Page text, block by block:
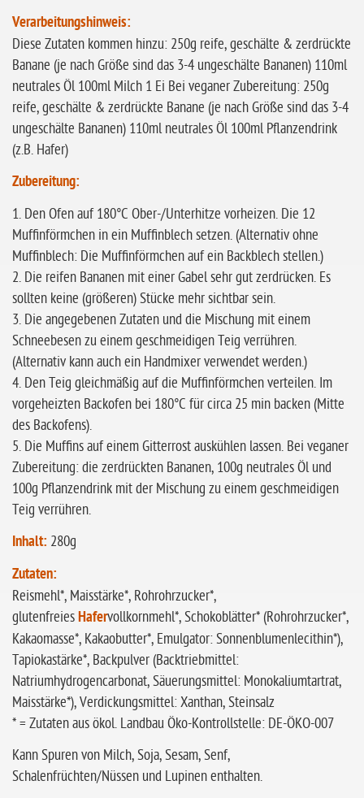
Verarbeitungshinweis:
Diese Zutaten kommen hinzu: 250g reife, geschälte & zerdrückte
Banane (je nach Größe sind das 3-4 ungeschälte Bananen) 110ml
neutrales Öl 100ml Milch 1 Ei Bei veganer Zubereitung: 250g
reife, geschälte & zerdrückte Banane (je nach Größe sind das 3-4
ungeschälte Bananen) 110ml neutrales Öl 100ml Pflanzendrink
(z.B. Hafer)
Zubereitung:
1. Den Ofen auf 180°C Ober-/Unterhitze vorheizen. Die 12
Muffinförmchen in ein Muffinblech setzen. (Alternativ ohne
Muffinblech: Die Muffinförmchen auf ein Backblech stellen.)
2. Die reifen Bananen mit einer Gabel sehr gut zerdrücken. Es
sollten keine (größeren) Stücke mehr sichtbar sein.
3. Die angegebenen Zutaten und die Mischung mit einem
Schneebesen zu einem geschmeidigen Teig verrühren.
(Alternativ kann auch ein Handmixer verwendet werden.)
4. Den Teig gleichmäßig auf die Muffinförmchen verteilen. Im
vorgeheizten Backofen bei 180°C für circa 25 min backen (Mitte
des Backofens).
5. Die Muffins auf einem Gitterrost auskühlen lassen. Bei veganer
Zubereitung: die zerdrückten Bananen, 100g neutrales Öl und
100g Pflanzendrink mit der Mischung zu einem geschmeidigen
Teig verrühren.
Inhalt: 280g
Zutaten:
Reismehl*, Maisstärke*, Rohrohrzucker*,
glutenfreiesHafervollkornmehl*, Schokoblätter* (Rohrohrzucker*,
Kakaomasse*, Kakaobutter*, Emulgator: Sonnenblumenlecithin*),
Tapiokastärke*, Backpulver (Backtriebmittel:
Natriumhydrogencarbonat, Säuerungsmittel: Monokaliumtartrat,
Maisstärke*), Verdickungsmittel: Xanthan, Steinsalz
* = Zutaten aus ökol. Landbau Öko-Kontrollstelle: DE-ÖKO-007
Kann Spuren von Milch, Soja, Sesam, Senf,
Schalenfrüchten/Nüssen und Lupinen enthalten.